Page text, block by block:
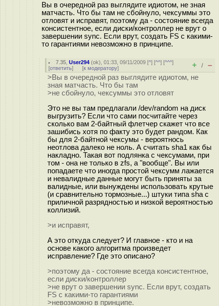
Вы в очередной раз выглядите идиотом, не зная
матчасть. Что бы там не сбойнуло, чексуммы это
отловят и исправят, поэтому да - состояние всегда
консистентное, если диски/контроллер не врут о
завершении sync. Если врут, создать FS с какими-
то гарантиями невозможно в принципе.
7.35 ,User294 (ok), 01:33, 09/11/2009 [^] [^^] [^^^]
[ответить] [к модератору] + / –
>Вы в очередной раз выглядите идиотом, не
зная матчасть. Что бы там
>не сбойнуло, чексуммы это отловят
Это не вы там предлагали /dev/random на диск
выгрузить? Если что сами посчитайте через
сколько вам 2-байтный флетчер скажет что все
зашибись хотя по факту это будет рандом. Как
бы для 2-байтной чексумы - вероятнось
неотлова далеко не ноль. А считать sha1 как бы
накладно. Такая вот подлянка с чексумами, при
том - она не только в zfs, а "вообще". Вы или
попадаете что иногда простой чексумм лажается
и невалидные данные могут быть приняты за
валидные, или вынуждены использовать крутые
(и сравнительно тормозные...) штуки типа sha с
приличной разрядностью и низкой вероятностью
коллизий.
>и исправят,
А это откуда следует? И главное - кто и на
основе какого алгоритма произведет
исправление? Где это описано?
>поэтому да - состояние всегда консистентное,
если диски/контроллер
>не врут о завершении sync. Если врут, создать
FS с какими-то гарантиями
>невозможно в принципе.